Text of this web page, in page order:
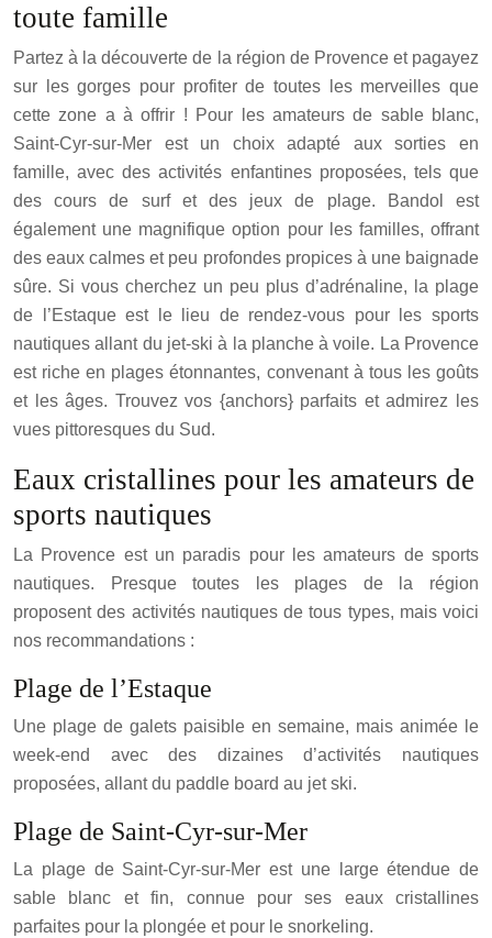
toute famille
Partez à la découverte de la région de Provence et pagayez
sur les gorges pour profiter de toutes les merveilles que
cette zone a à offrir ! Pour les amateurs de sable blanc,
Saint-Cyr-sur-Mer est un choix adapté aux sorties en
famille, avec des activités enfantines proposées, tels que
des cours de surf et des jeux de plage. Bandol est
également une magnifique option pour les familles, offrant
des eaux calmes et peu profondes propices à une baignade
sûre. Si vous cherchez un peu plus d’adrénaline, la plage
de l’Estaque est le lieu de rendez-vous pour les sports
nautiques allant du jet-ski à la planche à voile. La Provence
est riche en plages étonnantes, convenant à tous les goûts
et les âges. Trouvez vos {anchors} parfaits et admirez les
vues pittoresques du Sud.
Eaux cristallines pour les amateurs de
sports nautiques
La Provence est un paradis pour les amateurs de sports
nautiques. Presque toutes les plages de la région
proposent des activités nautiques de tous types, mais voici
nos recommandations :
Plage de l’Estaque
Une plage de galets paisible en semaine, mais animée le
week-end avec des dizaines d’activités nautiques
proposées, allant du paddle board au jet ski.
Plage de Saint-Cyr-sur-Mer
La plage de Saint-Cyr-sur-Mer est une large étendue de
sable blanc et fin, connue pour ses eaux cristallines
parfaites pour la plongée et pour le snorkeling.